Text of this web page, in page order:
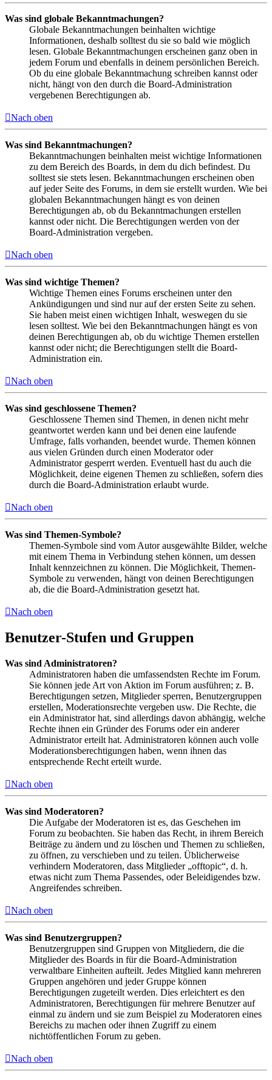
Was sind globale Bekanntmachungen?
Globale Bekanntmachungen beinhalten wichtige
Informationen, deshalb solltest du sie so bald wie möglich
lesen. Globale Bekanntmachungen erscheinen ganz oben in
jedem Forum und ebenfalls in deinem persönlichen Bereich.
Ob du eine globale Bekanntmachung schreiben kannst oder
nicht, hängt von den durch die Board-Administration
vergebenen Berechtigungen ab.
Nach oben
Was sind Bekanntmachungen?
Bekanntmachungen beinhalten meist wichtige Informationen
zu dem Bereich des Boards, in dem du dich befindest. Du
solltest sie stets lesen. Bekanntmachungen erscheinen oben
auf jeder Seite des Forums, in dem sie erstellt wurden. Wie bei
globalen Bekanntmachungen hängt es von deinen
Berechtigungen ab, ob du Bekanntmachungen erstellen
kannst oder nicht. Die Berechtigungen werden von der
Board-Administration vergeben.
Nach oben
Was sind wichtige Themen?
Wichtige Themen eines Forums erscheinen unter den
Ankündigungen und sind nur auf der ersten Seite zu sehen.
Sie haben meist einen wichtigen Inhalt, weswegen du sie
lesen solltest. Wie bei den Bekanntmachungen hängt es von
deinen Berechtigungen ab, ob du wichtige Themen erstellen
kannst oder nicht; die Berechtigungen stellt die Board-
Administration ein.
Nach oben
Was sind geschlossene Themen?
Geschlossene Themen sind Themen, in denen nicht mehr
geantwortet werden kann und bei denen eine laufende
Umfrage, falls vorhanden, beendet wurde. Themen können
aus vielen Gründen durch einen Moderator oder
Administrator gesperrt werden. Eventuell hast du auch die
Möglichkeit, deine eigenen Themen zu schließen, sofern dies
durch die Board-Administration erlaubt wurde.
Nach oben
Was sind Themen-Symbole?
Themen-Symbole sind vom Autor ausgewählte Bilder, welche
mit einem Thema in Verbindung stehen können, um dessen
Inhalt kennzeichnen zu können. Die Möglichkeit, Themen-
Symbole zu verwenden, hängt von deinen Berechtigungen
ab, die die Board-Administration gesetzt hat.
Nach oben
Benutzer-Stufen und Gruppen
Was sind Administratoren?
Administratoren haben die umfassendsten Rechte im Forum.
Sie können jede Art von Aktion im Forum ausführen; z. B.
Berechtigungen setzen, Mitglieder sperren, Benutzergruppen
erstellen, Moderationsrechte vergeben usw. Die Rechte, die
ein Administrator hat, sind allerdings davon abhängig, welche
Rechte ihnen ein Gründer des Forums oder ein anderer
Administrator erteilt hat. Administratoren können auch volle
Moderationsberechtigungen haben, wenn ihnen das
entsprechende Recht erteilt wurde.
Nach oben
Was sind Moderatoren?
Die Aufgabe der Moderatoren ist es, das Geschehen im
Forum zu beobachten. Sie haben das Recht, in ihrem Bereich
Beiträge zu ändern und zu löschen und Themen zu schließen,
zu öffnen, zu verschieben und zu teilen. Üblicherweise
verhindern Moderatoren, dass Mitglieder „offtopic“, d. h.
etwas nicht zum Thema Passendes, oder Beleidigendes bzw.
Angreifendes schreiben.
Nach oben
Was sind Benutzergruppen?
Benutzergruppen sind Gruppen von Mitgliedern, die die
Mitglieder des Boards in für die Board-Administration
verwaltbare Einheiten aufteilt. Jedes Mitglied kann mehreren
Gruppen angehören und jeder Gruppe können
Berechtigungen zugeteilt werden. Dies erleichtert es den
Administratoren, Berechtigungen für mehrere Benutzer auf
einmal zu ändern und sie zum Beispiel zu Moderatoren eines
Bereichs zu machen oder ihnen Zugriff zu einem
nichtöffentlichen Forum zu geben.
Nach oben